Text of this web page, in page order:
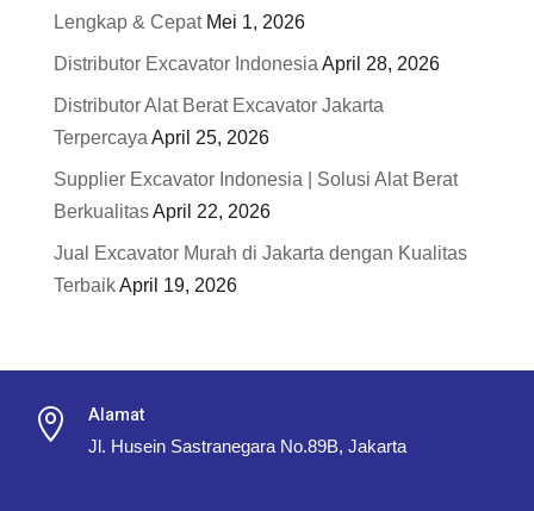
Lengkap & Cepat Mei 1, 2026
Distributor Excavator Indonesia April 28, 2026
Distributor Alat Berat Excavator Jakarta
Terpercaya April 25, 2026
Supplier Excavator Indonesia | Solusi Alat Berat
BerkualitasApril 22, 2026
Jual Excavator Murah di Jakarta dengan Kualitas
TerbaikApril 19, 2026
 Alamat
Jl. Husein Sastranegara No.89B, Jakarta